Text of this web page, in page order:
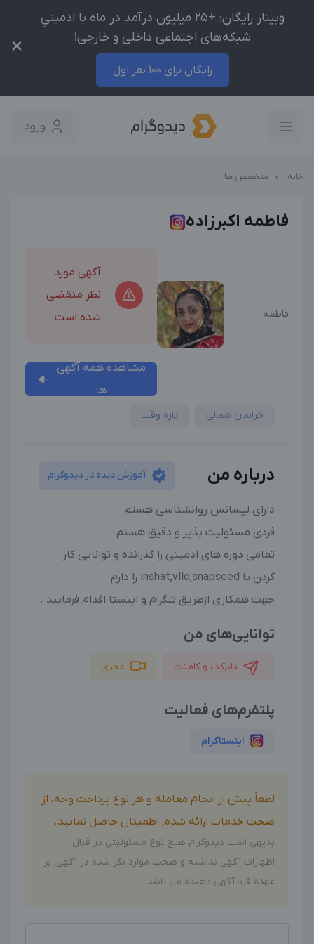
وبینار رایگان: +25 میلیون درآمد در ماه با ادمینیِ
شبکه‌های اجتماعی داخلی و خارجی!
رایگان برای 100 نفر اول
×
ورود
خانه متخصص ها
فاطمه اکبرزاده
فاطمه
آگهی مورد
نظر منقضی
شده است.
مشاهده همه آگهی
ها
خراسان شمالی پاره وقت
درباره من آموزش دیده در دیدوگرام
دارای لیسانس روانشناسی هستم
فردی مسئولیت پذیر و دقیق هستم
تمامی دوره های ادمینی را گذرانده و توانایی کار
کردن با inshat,vllo,snapseed را دارم
جهت همکاری ازطریق تلگرام و اینستا اقدام فرمایید .
توانایی‌های من
دایرکت و کامنت مجری
پلتفرم‌های فعالیت
اینستاگرام
لطفاً پیش از انجام معامله و هر نوع پرداخت وجه، از
صحت خدمات ارائه شده، اطمینان حاصل نمایید.
بدیهی است دیدوگرام هیچ نوع مسئولیتی در قبال
اظهارات آگهی نداشته و صحت موارد ذکر شده در آگهی، بر
عهده فرد آگهی دهنده می باشد.